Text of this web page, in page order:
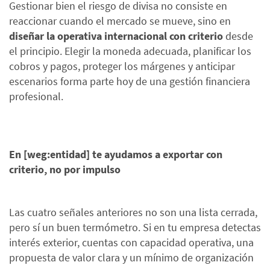
Gestionar bien el riesgo de divisa no consiste en
reaccionar cuando el mercado se mueve, sino en
diseñar la operativa internacional con criteriodesde
el principio. Elegir la moneda adecuada, planificar los
cobros y pagos, proteger los márgenes y anticipar
escenarios forma parte hoy de una gestión financiera
profesional.
En [weg:entidad] te ayudamos a exportar con
criterio, no por impulso
Las cuatro señales anteriores no son una lista cerrada,
pero sí un buen termómetro. Si en tu empresa detectas
interés exterior, cuentas con capacidad operativa, una
propuesta de valor clara y un mínimo de organización